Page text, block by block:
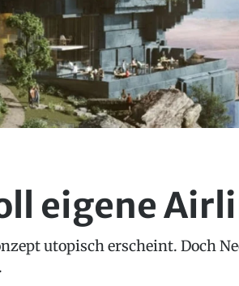
eigene
utopisch erscheint. Doch